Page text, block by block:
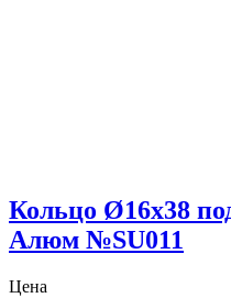
Кольцо Ø16х38
Алюм №SU011
Цена